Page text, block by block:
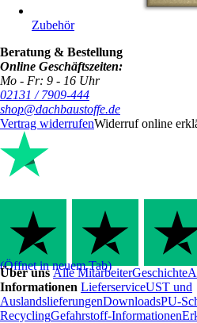
Zubehör
Beratung & Bestellung
Online Geschäftszeiten:
Mo - Fr: 9 - 16 Uhr
02131 / 7909-444
shop@dachbaustoffe.de
Vertrag widerrufenWiderruf online
(Öffnet in neuem Tab)
Über unsAlle MitarbeiterGeschichte
Informationen LieferserviceUST und
AuslandslieferungenDownloadsPU-
RecyclingGefahrstoff-Informationen